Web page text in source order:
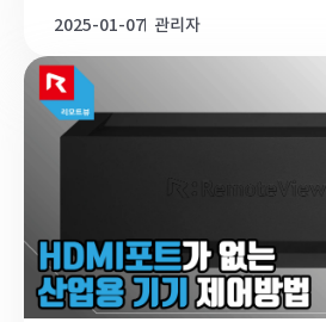
스마트큐브
2025-01-07 관리자